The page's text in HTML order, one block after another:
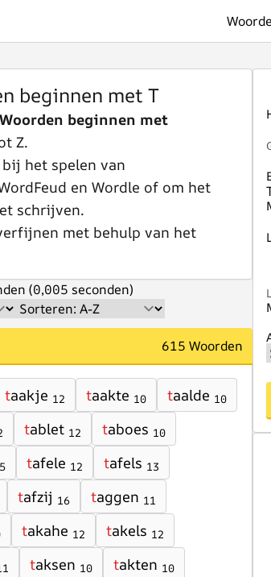
beginnen met T
beginnen met
Z.
het spelen van
en Wordle of om het
schrijven.
met behulp van het
(0,005 seconden)
615 Woorden
taakje 12 taakte 10 taalde 10
tablet 12 taboes 10
tafele 12 tafels 13
tafzij 16 taggen 11
takahe 12 takels 12
taksen 10 takten 10